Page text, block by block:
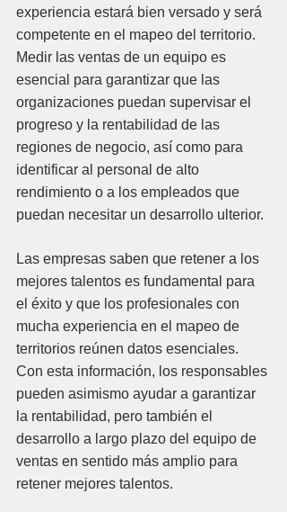
experiencia estará bien versado y será
competente en el mapeo del territorio.
Medir las ventas de un equipo es
esencial para garantizar que las
organizaciones puedan supervisar el
progreso y la rentabilidad de las
regiones de negocio, así como para
identificar al personal de alto
rendimiento o a los empleados que
puedan necesitar un desarrollo ulterior.
Las empresas saben que retener a los
mejores talentos es fundamental para
el éxito y que los profesionales con
mucha experiencia en el mapeo de
territorios reúnen datos esenciales.
Con esta información, los responsables
pueden asimismo ayudar a garantizar
la rentabilidad, pero también el
desarrollo a largo plazo del equipo de
ventas en sentido más amplio para
retener mejores talentos.